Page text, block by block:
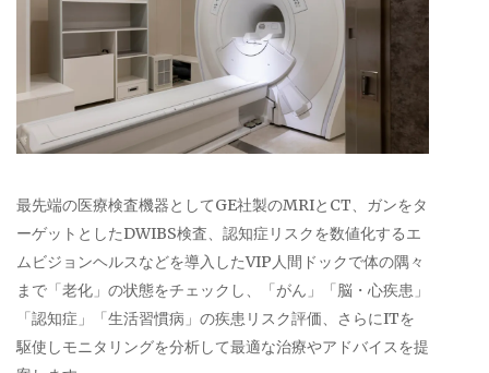
最先端の医療検査機器としてGE社製のMRIとCT、ガンをタ
ーゲットとしたDWIBS検査、認知症リスクを数値化するエ
ムビジョンヘルスなどを導入したVIP人間ドックで体の隅々
まで「老化」の状態をチェックし、「がん」「脳・心疾患」
「認知症」「生活習慣病」の疾患リスク評価、さらにITを
駆使しモニタリングを分析して最適な治療やアドバイスを提